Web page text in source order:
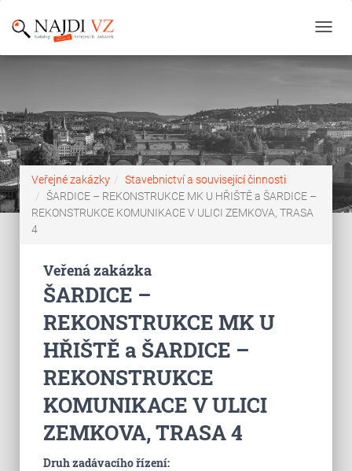
Veřejné zakázky
Stavebnictví a související činnosti
ŠARDICE – REKONSTRUKCE MK U HŘIŠTĚ a ŠARDICE –
REKONSTRUKCE KOMUNIKACE V ULICI ZEMKOVA, TRASA
4
Veřená zakázka
ŠARDICE –
REKONSTRUKCE MK U
HŘIŠTĚ a ŠARDICE –
REKONSTRUKCE
KOMUNIKACE V ULICI
ZEMKOVA, TRASA 4
Druh zadávacího řízení: